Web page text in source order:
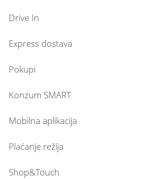
Drive In
Express dostava
Pokupi
Konzum SMART
Mobilna aplikacija
Plaćanje režija
Shop&Touch